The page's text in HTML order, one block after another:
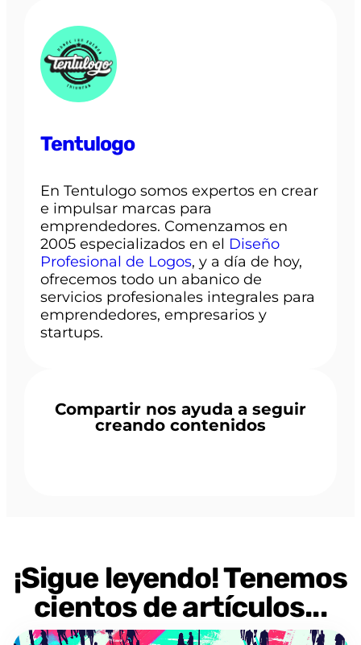
Tentulogo
En Tentulogo somos expertos en crear
e impulsar marcas para
emprendedores. Comenzamos en
2005 especializados en el Diseño
Profesional de Logos, y a día de hoy,
ofrecemos todo un abanico de
servicios profesionales integrales para
emprendedores, empresarios y
startups.
Compartir nos ayuda a seguir
creando contenidos
¡Sigue leyendo! Tenemos
cientos de artículos...